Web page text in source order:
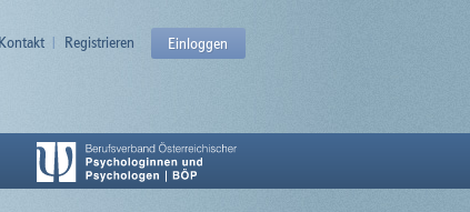
Kontakt Registrieren Einloggen